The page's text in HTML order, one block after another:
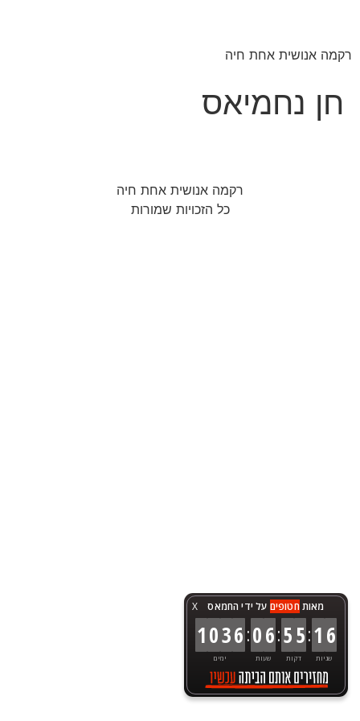
X מאותחטופים על ידי החמאס
1036
ימים
:06
שעות
:55
דקות
:16
שניות
רקמה אנושית אחת חיה
חן נחמיאס
רקמה אנושית אחת חיה
כל הזכויות שמורות